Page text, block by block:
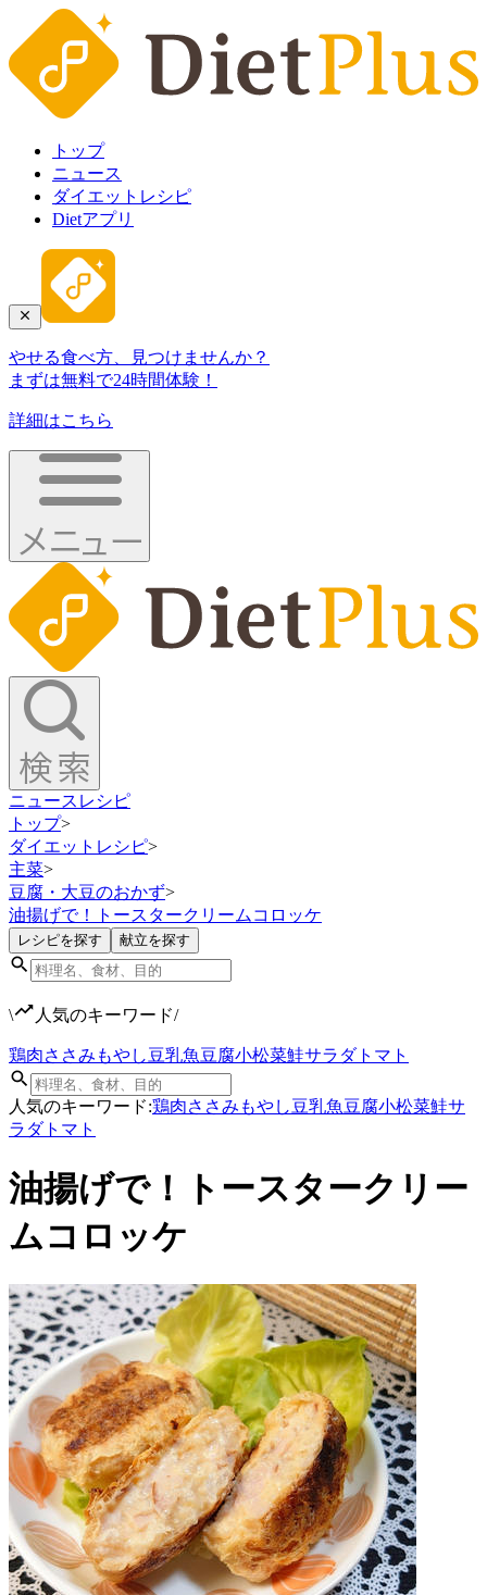
トップ
ニュース
ダイエットレシピ
Dietアプリ
やせる食べ方、見つけませんか？
まずは無料で24時間体験！
詳細はこちら
ニュース レシピ
トップ>
ダイエットレシピ>
主菜>
豆腐・大豆のおかず>
油揚げで！トースタークリームコロッケ
レシピを探す 献立を探す
\ 人気のキーワード/
鶏肉ささみ もやし豆乳魚豆腐小松菜鮭サラダトマト
人気のキーワード:鶏肉ささみ もやし豆乳魚豆腐小松菜鮭サ
ラダトマト
油揚げで！トースタークリー
ムコロッケ